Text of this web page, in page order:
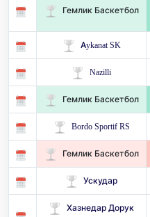
Гемлик Баскетбол
Aykanat SK
Nazilli
Гемлик Баскетбол
Bordo Sportif RS
Гемлик Баскетбол
Ускудар
Хазнедар Дорук